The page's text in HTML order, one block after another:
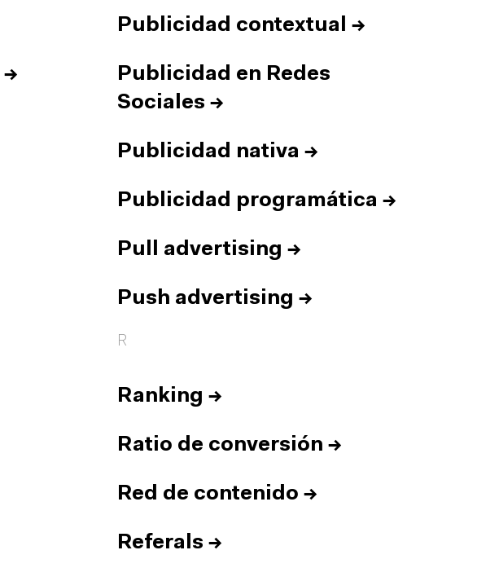
→
Publicidad contextual →
Publicidad en Redes
Sociales →
Publicidad nativa →
Publicidad programática →
Pull advertising →
Push advertising →
R
Ranking →
Ratio de conversión →
Red de contenido →
Referals →